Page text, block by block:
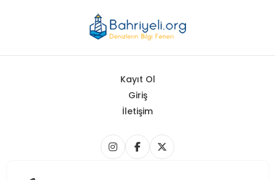
Kayıt Ol
Giriş
İletişim